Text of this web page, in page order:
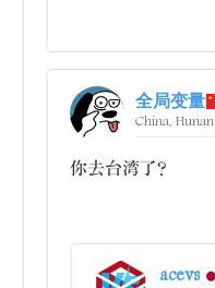
全局变量
China, Hunan
你去台湾了？
acevs